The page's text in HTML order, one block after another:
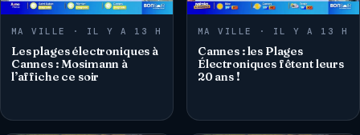
MA VILLE · IL Y A 13 H
Les plages électroniques à
Cannes : Mosimann à
l’affiche ce soir
MA VILLE · IL Y A 13 H
Cannes : les Plages
Électroniques fêtent leurs
20 ans !